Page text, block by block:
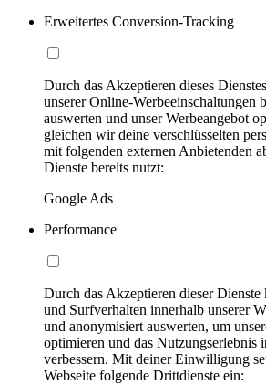
Erweitertes Conversion-Tracking
Durch das Akzeptieren dieses
unserer Online-Werbeeinschaltungen
auswerten und unser Werbeangebot
gleichen wir deine verschlüsselten
mit folgenden externen Anbietenden
Dienste bereits nutzt:
Google Ads
Performance
Durch das Akzeptieren dieser
und Surfverhalten innerhalb unserer
und anonymisiert auswerten, um
optimieren und das Nutzungserlebnis
verbessern. Mit deiner Einwilligung
Webseite folgende Drittdienste ein: